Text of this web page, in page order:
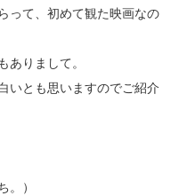
って、初めて観た映画なの
ありまして。
いとも思いますのでご紹介
。）